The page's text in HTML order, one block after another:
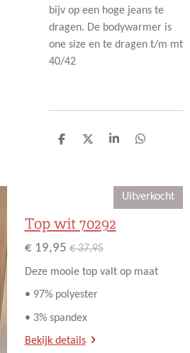
bijv op een hoge jeans te
dragen. De bodywarmer is
one size en te dragen t/m mt
40/42
D
D
S
D
n
Uitverkocht
Top wit 70292
€ 19,95 € 37,95
Deze mooie top valt op maat
• 97% polyester
• 3% spandex
Bekijk details